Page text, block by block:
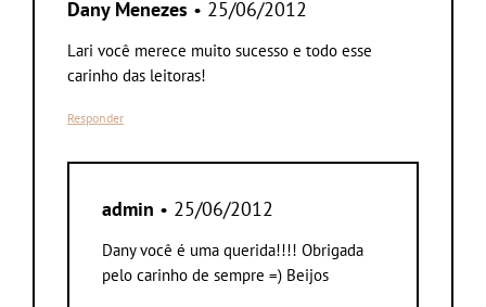
Dany Menezes • 25/06/2012
Lari você merece muito sucesso e todo esse
carinho das leitoras!
Responder
admin • 25/06/2012
Dany você é uma querida!!!! Obrigada
pelo carinho de sempre =) Beijos